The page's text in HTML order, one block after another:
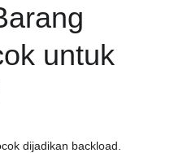
untuk
dijadikan backload.